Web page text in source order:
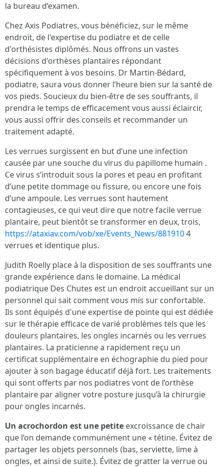
la bureau d’examen.
Chez Axis Podiatres, vous bénéficiez, sur le même
endroit, de l'expertise du podiatre et de celle
d'orthésistes diplômés. Nous offrons un vastes
décisions d'orthèses plantaires répondant
spécifiquement à vos besoins. Dr Martin-Bédard,
podiatre, saura vous donner l’heure bien sur la santé de
vos pieds. Soucieux du bien-être de ses souffrants, il
prendra le temps de efficacement vous aussi éclaircir,
vous aussi offrir des conseils et recommander un
traitement adapté.
Les verrues surgissent en but d’une une infection
causée par une souche du virus du papillome humain .
Ce virus s’introduit sous la pores et peau en profitant
d’une petite dommage ou fissure, ou encore une fois
d’une ampoule. Les verrues sont hautement
contagieuses, ce qui veut dire que notre facile verrue
plantaire, peut bientôt se transformer en deux, trois,
https://ataxiav.com/vob/xe/Events_News/8819104
verrues et identique plus.
Judith Roelly place à la disposition de ses souffrants une
grande expérience dans le domaine. La médical
podiatrique Des Chutes est un endroit accueillant sur un
personnel qui sait comment vous mis sur confortable.
Ils sont équipés d'une expertise de pointe qui est dédiée
sur le thérapie efficace de varié problèmes tels que les
douleurs plantaires, les ongles incarnés ou les verrues
plantaires. La praticienne a rapidement reçu un
certificat supplémentaire en échographie du pied pour
ajouter à son bagage éducatif déjà fort. Les traitements
qui sont offerts par nos podiatres vont de l’orthèse
plantaire par aligner votre posture jusqu’à la chirurgie
pour ongles incarnés.
Un acrochordon est une petite excroissance de chair
que l’on demande communément une « tétine. Évitez de
partager les objets personnels (bas, serviette, lime à
ongles, et ainsi de suite.). Évitez de gratter la verrue ou